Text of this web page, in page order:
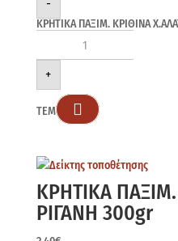
-
ΚΡΗΤΙΚΑ ΠΑΞΙΜ. ΚΡΙΘΙΝΑ
+
ΤΕΜ 
ΚΡΗΤΙΚΑ
ΡΙΓΑΝΗ 300gr